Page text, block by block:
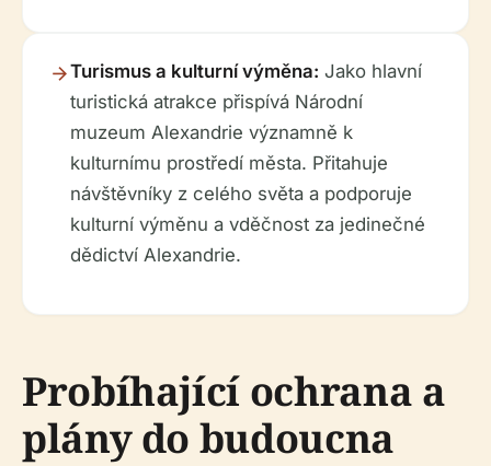
Turismus a kulturní výměna: Jako hlavní
turistická atrakce přispívá Národní
muzeum Alexandrie významně k
kulturnímu prostředí města. Přitahuje
návštěvníky z celého světa a podporuje
kulturní výměnu a vděčnost za jedinečné
dědictví Alexandrie.
Probíhající ochrana a
plány do budoucna